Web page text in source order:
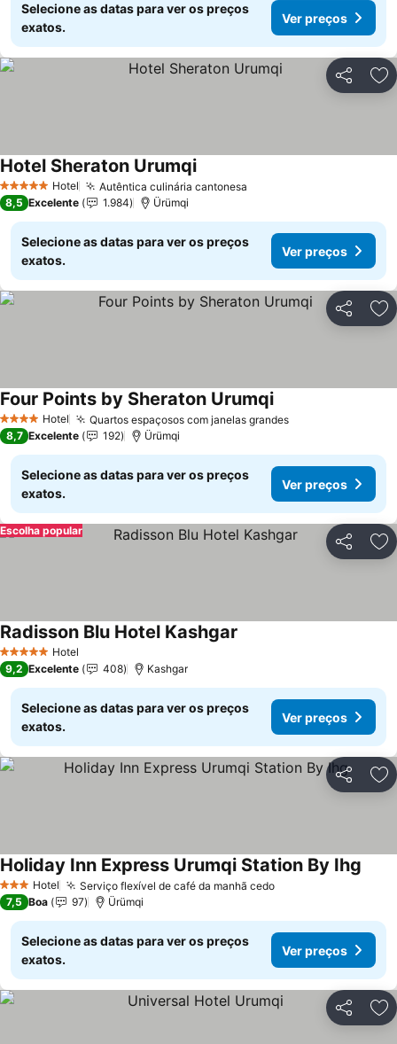
Selecione as datas para ver os preços
exatos.
Ver preços
Partilhar
5 Estrelas Hotel Autêntica culinária cantonesa
Hotel Sheraton UrumqiVer preços
8,5 Excelente 1.984 Ürümqi
Selecione as datas para ver os preços
exatos.
Ver preços
Partilhar
4 EstrelasHotel Quartos espaçosos com janelas grandesVer preços
Four Points by Sheraton UrumqiVer preços
8,7 Excelente 192 Ürümqi
Selecione as datas para ver os preços
exatos.
Ver preços
Partilhar
Escolha popular
5 Estrelas Hotel
Radisson Blu Hotel Kashgar
9,2 Excelente 408 Kashgar
Selecione as datas para ver os preços
exatos.
Ver preços
Partilhar
3 EstrelasHotel Serviço flexível de café da manhã cedoVer preços
Holiday Inn Express Urumqi Station By Ihg
7,5 Boa 97 Ürümqi
Selecione as datas para ver os preços
exatos.
Ver preços
Partilhar